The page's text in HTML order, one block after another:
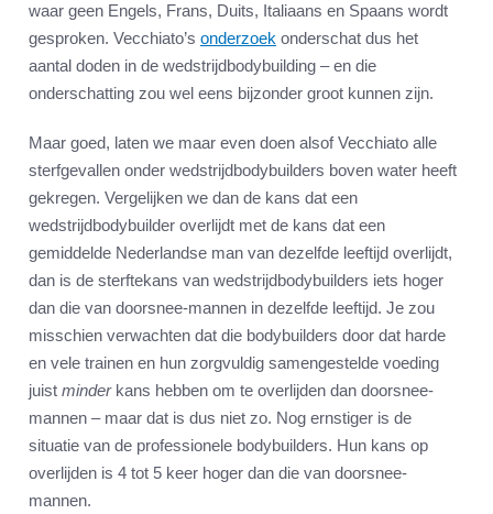
waar geen Engels, Frans, Duits, Italiaans en Spaans wordt
gesproken. Vecchiato’s onderzoek onderschat dus het
aantal doden in de wedstrijdbodybuilding – en die
onderschatting zou wel eens bijzonder groot kunnen zijn.
Maar goed, laten we maar even doen alsof Vecchiato alle
sterfgevallen onder wedstrijdbodybuilders boven water heeft
gekregen. Vergelijken we dan de kans dat een
wedstrijdbodybuilder overlijdt met de kans dat een
gemiddelde Nederlandse man van dezelfde leeftijd overlijdt,
dan is de sterftekans van wedstrijdbodybuilders iets hoger
dan die van doorsnee-mannen in dezelfde leeftijd. Je zou
misschien verwachten dat die bodybuilders door dat harde
en vele trainen en hun zorgvuldig samengestelde voeding
juist minderkans hebben om te overlijden dan doorsnee-
mannen – maar dat is dus niet zo. Nog ernstiger is de
situatie van de professionele bodybuilders. Hun kans op
overlijden is 4 tot 5 keer hoger dan die van doorsnee-
mannen.